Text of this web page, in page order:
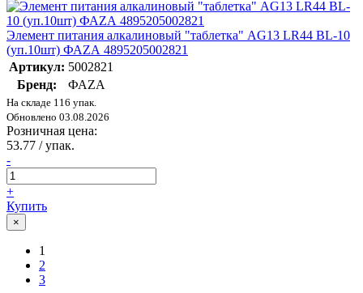
Элемент питания алкалиновый "таблетка" AG13 LR44 BL-10
(уп.10шт) ФАZА 4895205002821
Артикул: 5002821
Бренд:
ФАZA
На складе 116 упак.
Обновлено 03.08.2026
Розничная цена:
53.77 / упак.
-
+
Купить
×
1
2
3